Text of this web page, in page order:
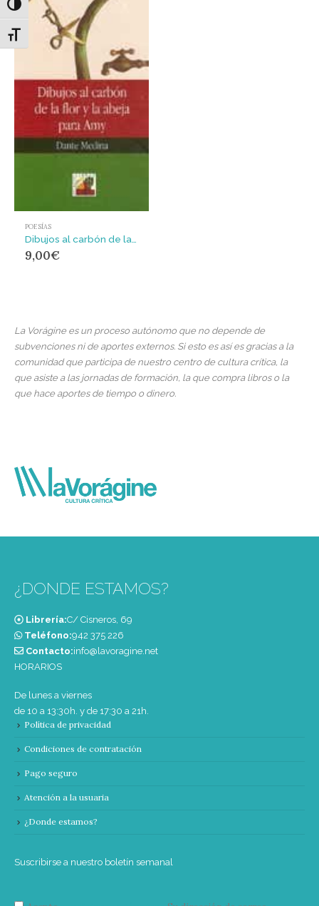
Alternar alto contraste
Alternar tamaño de letra
POESÍAS
9,00€
La Vorágine es un proceso autónomo que no depende de
subvenciones ni de aportes externos. Si esto es así es gracias a la
comunidad que participa de nuestro centro de cultura crítica, la
que asiste a las jornadas de formación, la que compra libros o la
que hace aportes de tiempo o dinero.
¿DONDE ESTAMOS?
Librería:C/ Cisneros, 69
Teléfono:‭942 375 226‬
Contacto:info@lavoragine.net
HORARIOS
De lunes a viernes
de 10 a 13:30h. y de 17:30 a 21h.
Política de privacidad
Condiciones de contratación
Pago seguro
Atención a la usuaria
¿Donde estamos?
Suscribirse a nuestro boletín semanal